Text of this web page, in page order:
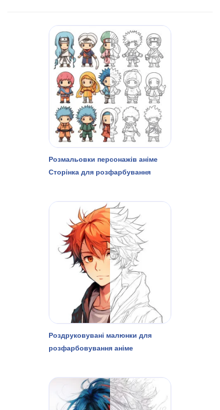
Розмальовки персонажів аніме
Сторінка для розфарбування
Роздруковувані малюнки для
розфарбовування аніме